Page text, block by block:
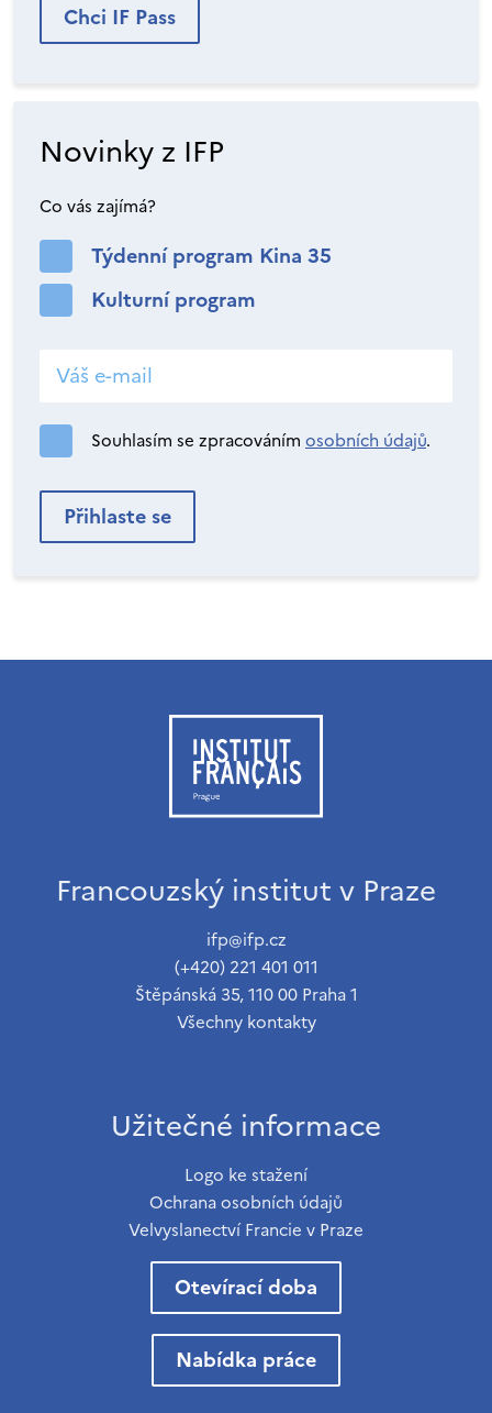
Chci IF Pass
Novinky z IFP
Co vás zajímá?
Týdenní program Kina 35
Kulturní program
Souhlasím se zpracováním osobních údajů.
Francouzský institut v Praze
ifp@ifp.cz
(+420) 221 401 011
Štěpánská 35, 110 00 Praha 1
Všechny kontakty
Užitečné informace
Logo ke stažení
Ochrana osobních údajů
Velvyslanectví Francie v Praze
Otevírací doba
Nabídka práce